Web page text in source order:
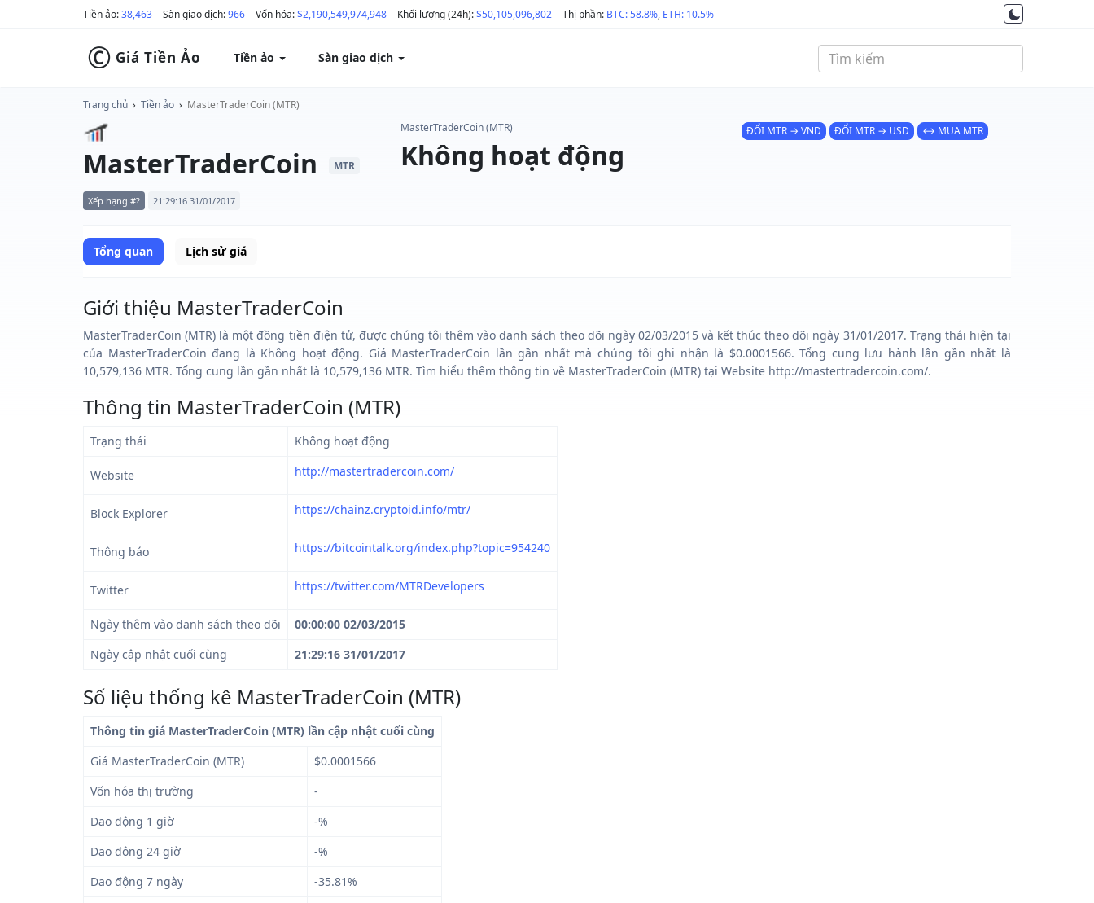
Tiền ảo:38,463 Sàn giao dịch:966 Vốn hóa:$2,190,549,974,948 Khối lượng (24h):$50,105,096,802 Thị phần: BTC: 58.8%, ETH: 10.5%
© Giá Tiền Ảo Tiền ảo Sàn giao dịch
Trang chủ › Tiền ảo › MasterTraderCoin (MTR)
MasterTraderCoin MTR
Xếp hạng #? 21:29:16 31/01/2017
MasterTraderCoin (MTR)
Không hoạt động
ĐỔI MTR → VND ĐỔI MTR → USD ↔ MUA MTR
Tổng quan Lịch sử giá
Giới thiệu MasterTraderCoin
MasterTraderCoin (MTR) là một đồng tiền điện tử, được chúng tôi thêm vào danh sách theo dõi ngày 02/03/2015 và kết thúc theo dõi ngày 31/01/2017. Trạng thái hiện tại
của MasterTraderCoin đang là Không hoạt động. Giá MasterTraderCoin lần gần nhất mà chúng tôi ghi nhận là $0.0001566. Tổng cung lưu hành lần gần nhất là
10,579,136 MTR. Tổng cung lần gần nhất là 10,579,136 MTR. Tìm hiểu thêm thông tin về MasterTraderCoin (MTR) tại Website http://mastertradercoin.com/.
Thông tin MasterTraderCoin (MTR)
Trạng thái Không hoạt động
Website http://mastertradercoin.com/
Block Explorer https://chainz.cryptoid.info/mtr/
Thông báo https://bitcointalk.org/index.php?topic=954240
Twitter https://twitter.com/MTRDevelopers
Ngày thêm vào danh sách theo dõi
00:00:00 02/03/2015
Ngày cập nhật cuối cùng
21:29:16 31/01/2017
Số liệu thống kê MasterTraderCoin (MTR)
Thông tin giá MasterTraderCoin (MTR) lần cập nhật cuối cùng
Giá MasterTraderCoin (MTR)
$0.0001566
Vốn hóa thị trường
-
Dao động 1 giờ
-%
Dao động 24 giờ
-%
Dao động 7 ngày
-35.81%